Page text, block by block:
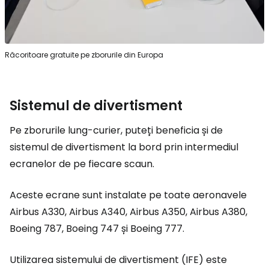
Răcoritoare gratuite pe zborurile din Europa
Sistemul de divertisment
Pe zborurile lung-curier, puteți beneficia și de
sistemul de divertisment la bord prin intermediul
ecranelor de pe fiecare scaun.
Aceste ecrane sunt instalate pe toate aeronavele
Airbus A330, Airbus A340, Airbus A350, Airbus A380,
Boeing 787, Boeing 747 și Boeing 777.
Utilizarea sistemului de divertisment (IFE) este